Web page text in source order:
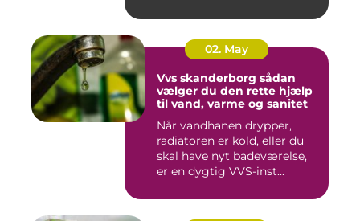
02. May
Vvs skanderborg sådan
vælger du den rette hjælp
til vand, varme og sanitet
Når vandhanen drypper,
radiatoren er kold, eller du
skal have nyt badeværelse,
er en dygtig VVS-inst...